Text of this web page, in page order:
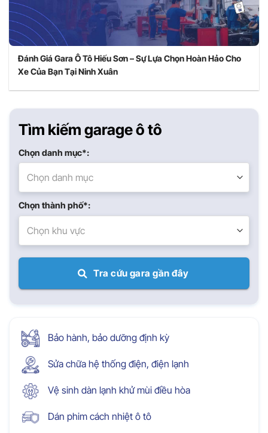
Đánh Giá Gara Ô Tô Hiếu Sơn – Sự Lựa Chọn Hoàn Hảo Cho
Xe Của Bạn Tại Ninh Xuân
Tìm kiếm garage ô tô
Chọn danh mục*:
Chọn danh mục
Chọn thành phố*:
Chọn khu vực
Tra cứu gara gần đây
Bảo hành, bảo dưỡng định kỳ
Sửa chữa hệ thống điện, điện lạnh
Vệ sinh dàn lạnh khử mùi điều hòa
Dán phim cách nhiệt ô tô